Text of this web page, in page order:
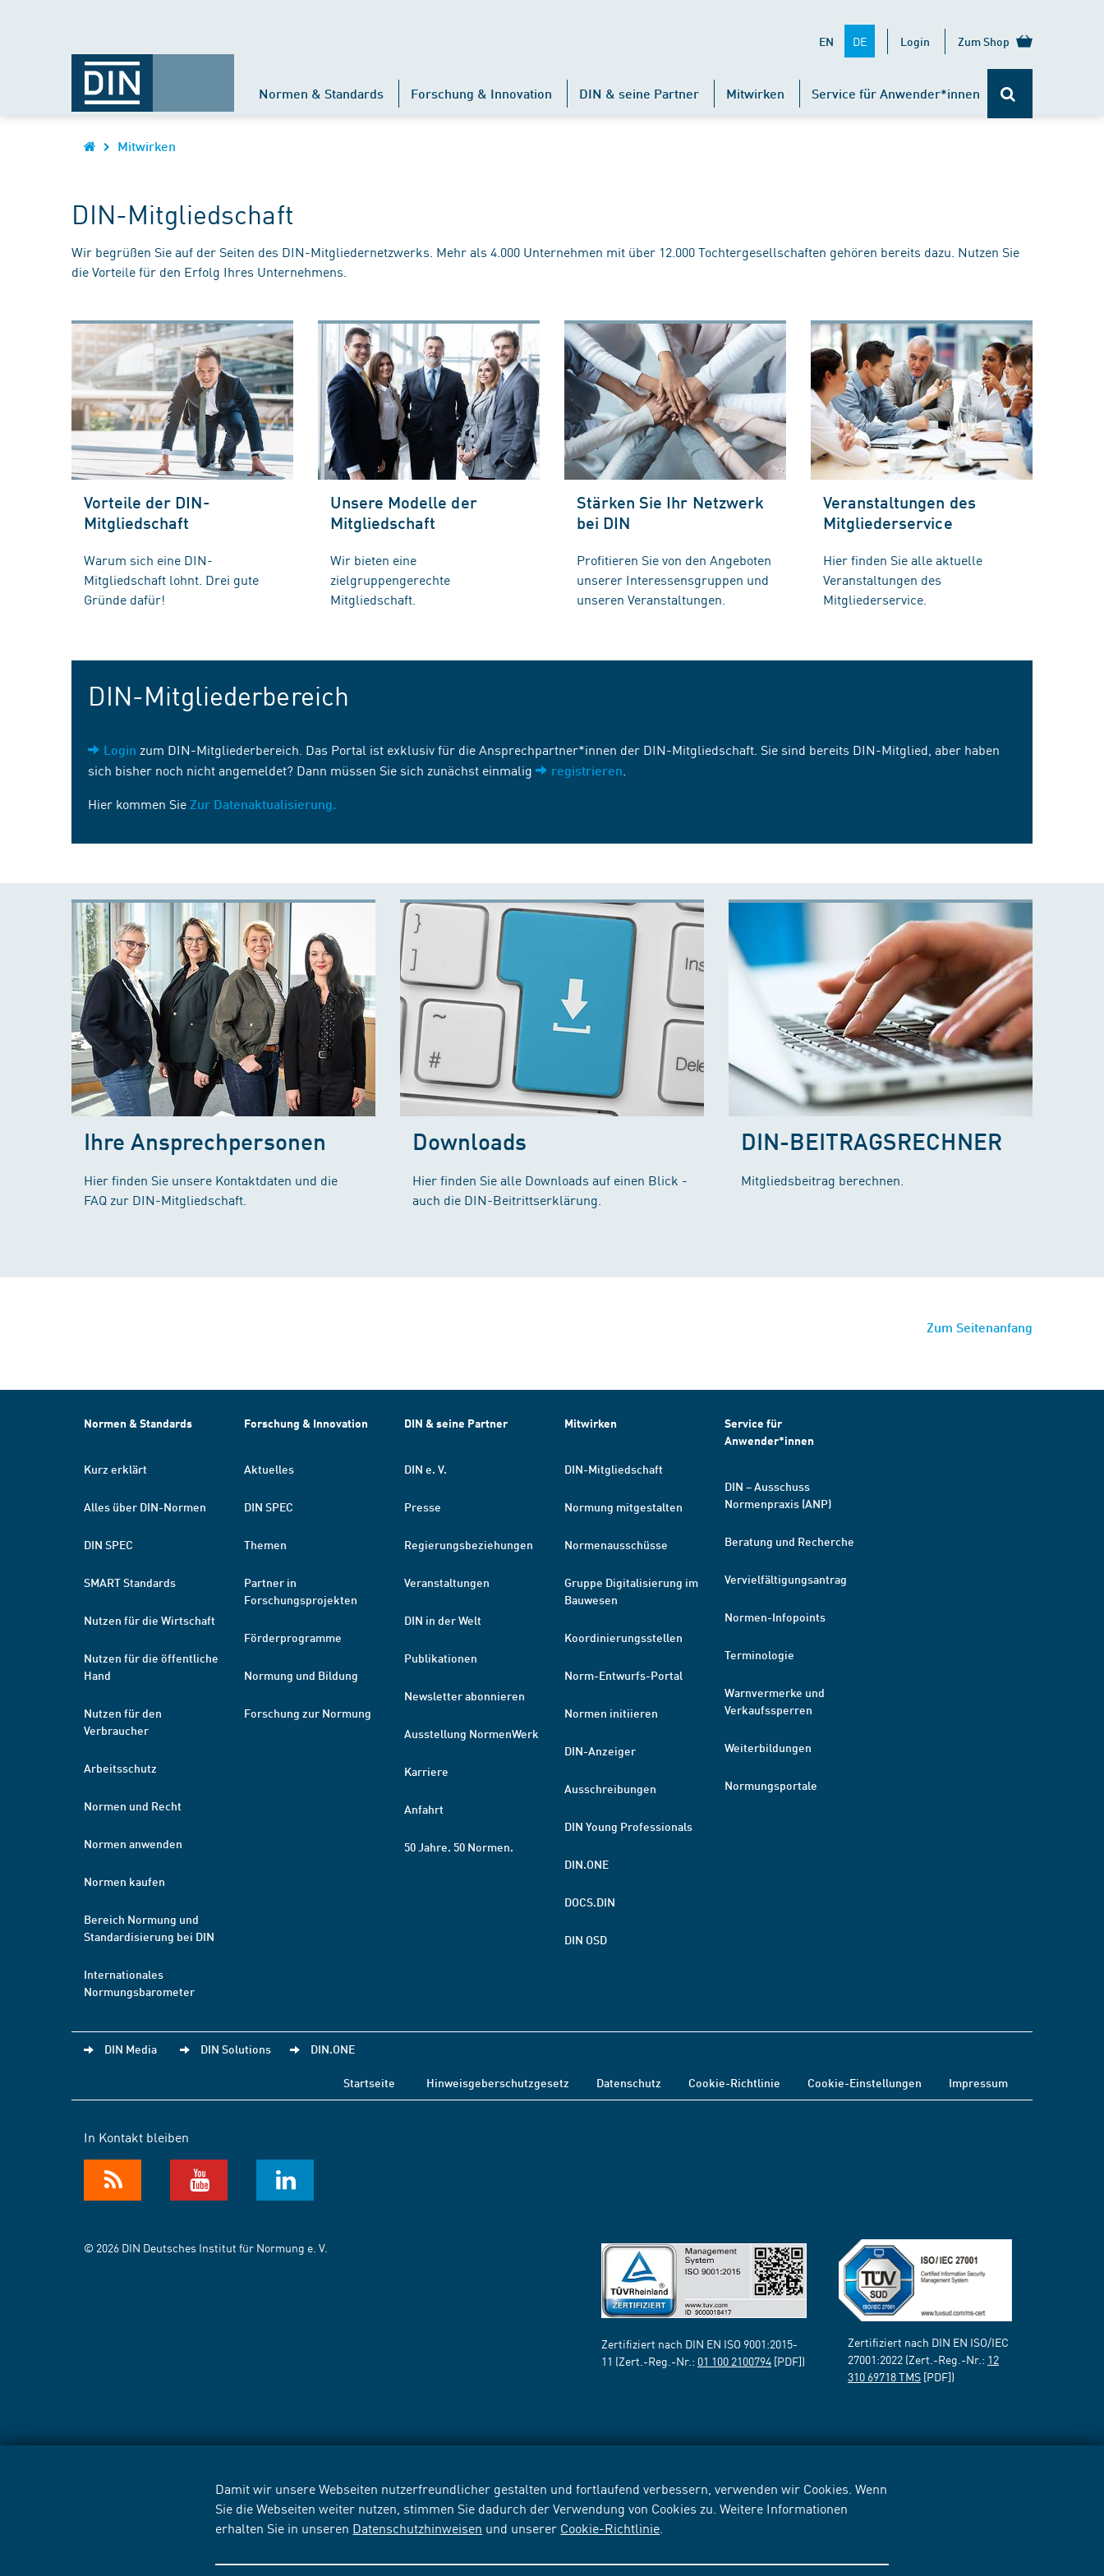
Damit wir unsere Webseiten nutzerfreundlicher gestalten und fortlaufend verbessern, verwenden wir Cookies. Wenn
Sie die Webseiten weiter nutzen, stimmen Sie dadurch der Verwendung von Cookies zu. Weitere Informationen
erhalten Sie in unseren Datenschutzhinweisen und unserer Cookie-Richtlinie
EN DE Login Zum Shop
Normen & Standards Forschung & Innovation DIN & seine Partner Mitwirken Service für Anwender*innen
Mitwirken
DIN-Mitgliedschaft
Wir begrüßen Sie auf der Seiten des DIN-Mitgliedernetzwerks. Mehr als 4.000 Unternehmen mit über 12.000 Tochtergesellschaften gehören bereits dazu. Nutzen Sie
die Vorteile für den Erfolg Ihres Unternehmens.
Vorteile der DIN-
Mitgliedschaft
Warum sich eine DIN-
Mitgliedschaft lohnt. Drei gute
Gründe dafür!
Unsere Modelle der
Mitgliedschaft
Wir bieten eine
zielgruppengerechte
Mitgliedschaft.
Stärken Sie Ihr Netzwerk
bei DIN
Profitieren Sie von den Angeboten
unserer Interessensgruppen und
unseren Veranstaltungen.
Veranstaltungen des
Mitgliederservice
Hier finden Sie alle aktuelle
Veranstaltungen des
Mitgliederservice.
DIN-Mitgliederbereich
Login zum DIN-Mitgliederbereich. Das Portal ist exklusiv für die Ansprechpartner*innen der DIN-Mitgliedschaft. Sie sind bereits DIN-Mitglied, aber haben
sich bisher noch nicht angemeldet? Dann müssen Sie sich zunächst einmalig
registrieren
Hier kommen Sie Zur Datenaktualisierung.
Ihre Ansprechpersonen
Hier finden Sie unsere Kontaktdaten und die
FAQ zur DIN-Mitgliedschaft.
Downloads
Hier finden Sie alle Downloads auf einen Blick -
auch die DIN-Beitrittserklärung.
DIN-BEITRAGSRECHNER
Mitgliedsbeitrag berechnen.
Zum Seitenanfang
Normen & Standards
Kurz erklärt
Alles über DIN-Normen
DIN SPEC
SMART Standards
Nutzen für die Wirtschaft
Nutzen für die öffentliche
Hand
Nutzen für den
Verbraucher
Arbeitsschutz
Normen und Recht
Normen anwenden
Normen kaufen
Bereich Normung und
Standardisierung bei DIN
Internationales
Normungsbarometer
Forschung & Innovation
Aktuelles
DIN SPEC
Themen
Partner in
Forschungsprojekten
Förderprogramme
Normung und Bildung
Forschung zur Normung
DIN & seine Partner
DIN e. V.
Presse
Regierungsbeziehungen
Veranstaltungen
DIN in der Welt
Publikationen
Newsletter abonnieren
Ausstellung NormenWerk
Karriere
Anfahrt
50 Jahre. 50 Normen.
Mitwirken
DIN-Mitgliedschaft
Normung mitgestalten
Normenausschüsse
Gruppe Digitalisierung im
Bauwesen
Koordinierungsstellen
Norm-Entwurfs-Portal
Normen initiieren
DIN-Anzeiger
Ausschreibungen
DIN Young Professionals
DIN.ONE
DOCS.DIN
DIN OSD
Service für
Anwender*innen
DIN – Ausschuss
Normenpraxis (ANP)
Beratung und Recherche
Vervielfältigungsantrag
Normen-Infopoints
Terminologie
Warnvermerke und
Verkaufssperren
Weiterbildungen
Normungsportale
DIN Media DIN Solutions DIN.ONE
Startseite Hinweisgeberschutzgesetz Datenschutz Cookie-Richtlinie Cookie-Einstellungen Impressum
In Kontakt bleiben
© 2026 DIN Deutsches Institut für Normung e. V.
Zertifiziert nach DIN EN ISO 9001:2015-
11 (Zert.-Reg.-Nr.: 01 100 2100794 [PDF])
Zertifiziert nach DIN EN ISO/IEC
27001:2022 (Zert.-Reg.-Nr.: 12
310 69718 TMS [PDF])